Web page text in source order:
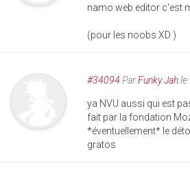
namo web editor c'est
(pour les noobs XD )
#34094 ParFunky Jahle
ya NVU aussi qui est
fait par la fondation
*éventuellement* le
gratos